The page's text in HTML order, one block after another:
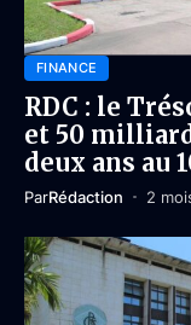
FINANCE
RDC : le
et 50
deux ans au
ParRédaction 2